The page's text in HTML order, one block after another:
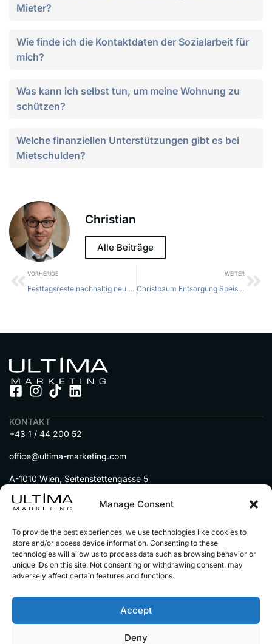
Manage Consent
To provide the best experiences, we use technologies like cookies to
store and/or access device information. Consenting to these
technologies will allow us to process data such as browsing behavior or
unique IDs on this site. Not consenting or withdrawing consent, may
adversely affect certain features and functions.
Accept
Deny
Mieter?
Wie finde ich die Kontaktdaten der Sozialarbeit für
mich?
Was kann ich selbst tun, um meine Wohnung zu
schützen?
Welche finanziellen Unterstützungen gibt es bei
Mietschulden?
Christian
Alle Beiträge
VORHERIGE
Festtagsreste nachhaltig neu zubereiten: 10 clevere Rezepte und Tipps
WEITER
Christbaum Entsorgung Speiseöl Österreich: So gelingt die nachhaltige Lösung
KONTAKT
+43 1 / 44 200 52
office@ultima-marketing.com
A-1010 Wien, Seitenstettengasse 5
DIENSTLEISTUNGEN
IMMOBILIEN auf Social Media
AUTOHÄNDLER auf Social Media
UNSERE PARTNER
© 2025 Alle Rechte vorbehalten